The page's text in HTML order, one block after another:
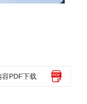
容PDF下载